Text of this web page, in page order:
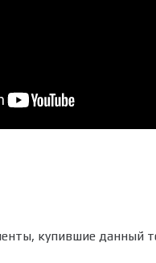
купившие данный